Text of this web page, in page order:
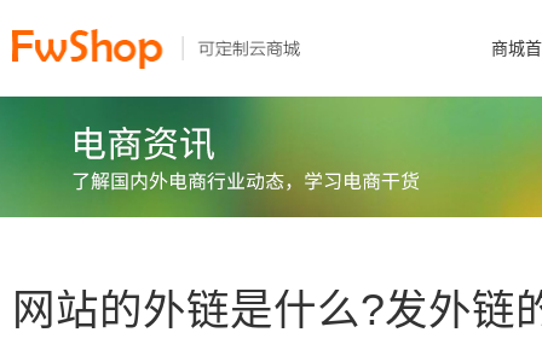
商城
网站的外链是什么?发外链